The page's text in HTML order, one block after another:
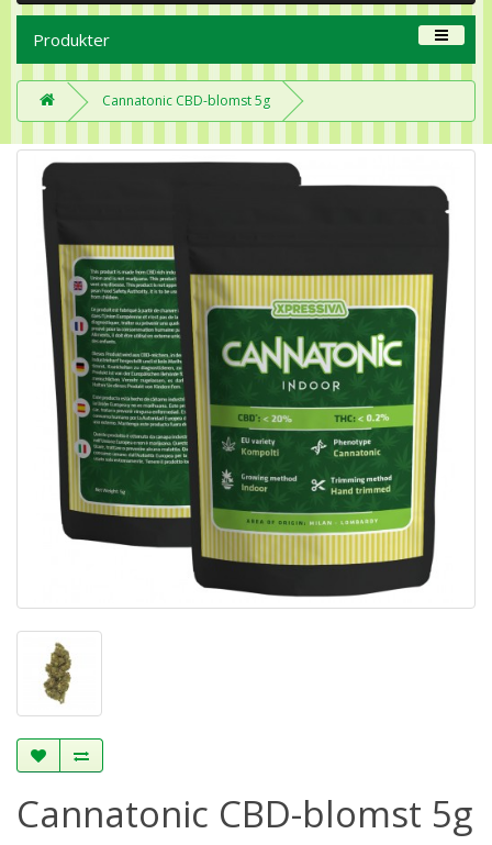
Produkter
Cannatonic CBD-blomst 5g
Cannatonic CBD-blomst 5g